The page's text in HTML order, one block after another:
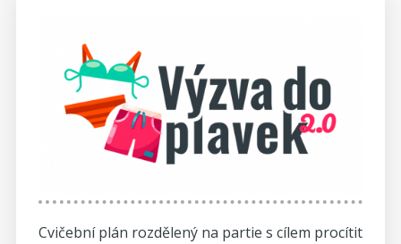
Cvičební plán rozdělený na partie s cílem procítit